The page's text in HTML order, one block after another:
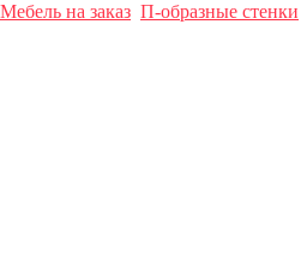
Мебель на заказ П-образные стенки